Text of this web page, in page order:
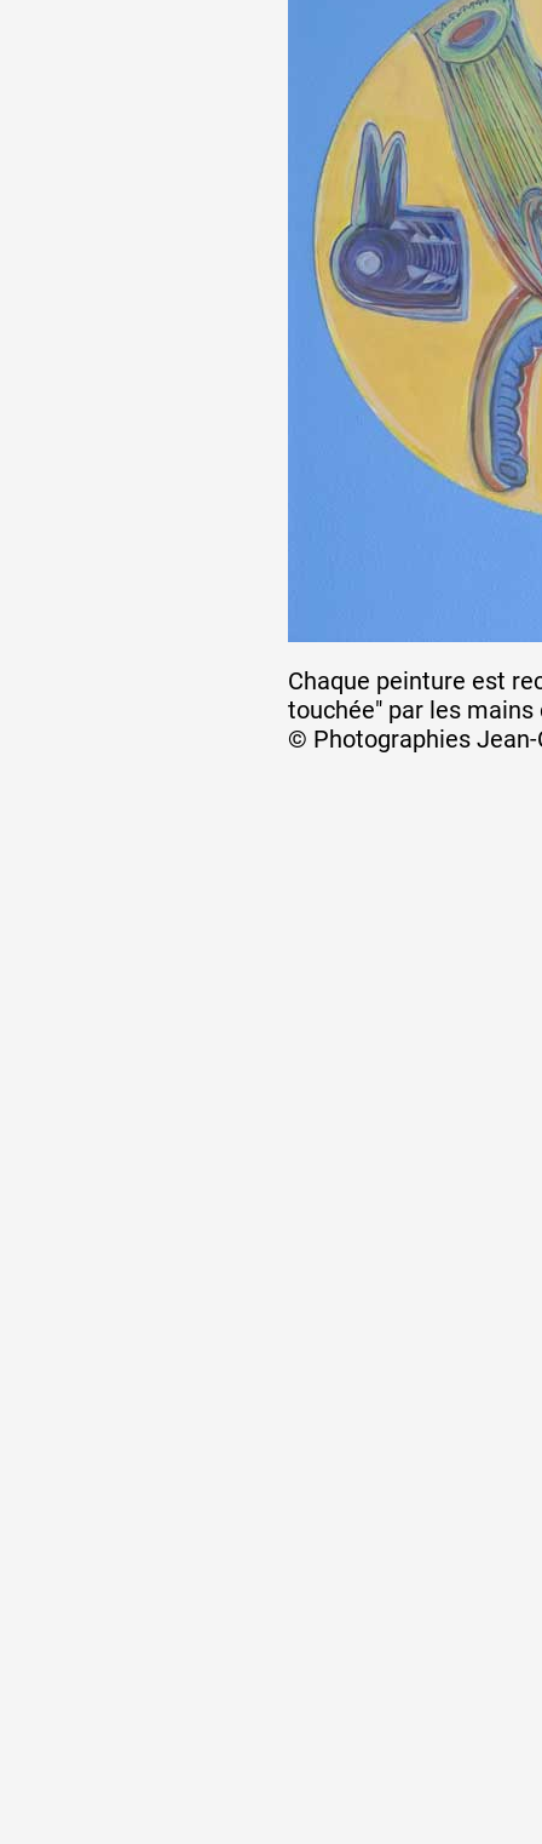
Chaque peinture est
touchée" par les
© Photographies